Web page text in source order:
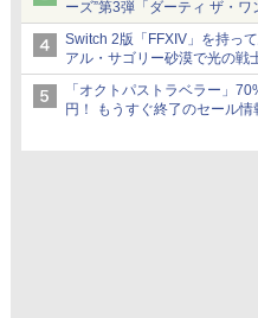
ーズ”第3弾「ダーティ ザ・ワ
8月7日発売
「特製ガーリックマヨソース
型チーズバーガー
Switch 2版「FFXIV」を持っ
アル・サゴリー砂漠で光の戦
「オクトパストラベラー」
円！ もうすぐ終了のセール
ニンテンドーeショップでは